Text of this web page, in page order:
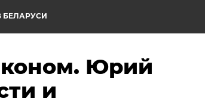
БЕЛАРУСИ
Юрий
и